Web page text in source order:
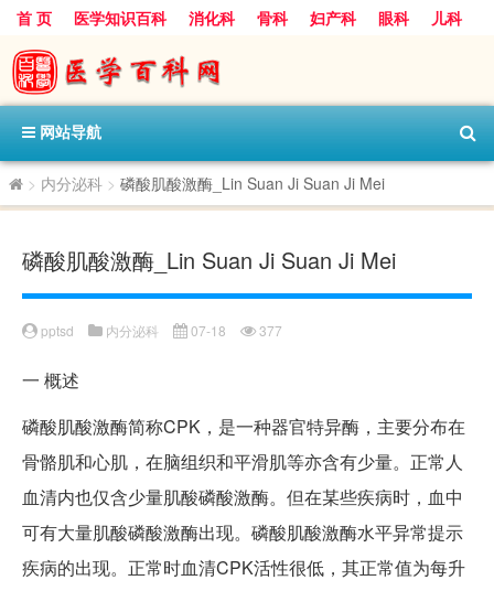
首 页 医学知识百科 消化科 骨科 妇产科 眼科
儿科
心血管病科
呼吸科 神经科
内分泌科
口腔科
网站导航
> 内分泌科 > 磷酸肌酸激酶_Lin Suan Ji Suan Ji Mei
磷酸肌酸激酶_Lin Suan Ji Suan Ji Mei
pptsd 内分泌科 07-18 377
一 概述
磷酸肌酸激酶简称CPK，是一种器官特异酶，主要分布在
骨骼肌和心肌，在脑组织和平滑肌等亦含有少量。正常人
血清内也仅含少量肌酸磷酸激酶。但在某些疾病时，血中
可有大量肌酸磷酸激酶出现。磷酸肌酸激酶水平异常提示
疾病的出现。正常时血清CPK活性很低，其正常值为每升